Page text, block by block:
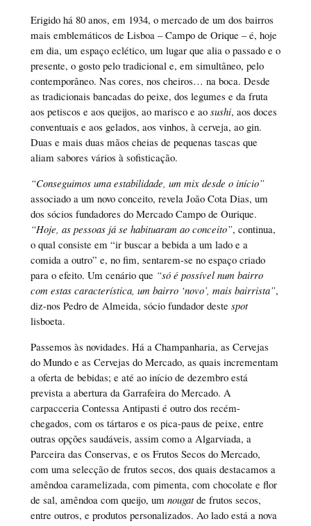
Erigido há 80 anos, em 1934, o mercado de um dos bairros
mais emblemáticos de Lisboa – Campo de Orique – é, hoje
em dia, um espaço eclético, um lugar que alia o passado e o
presente, o gosto pelo tradicional e, em simultâneo, pelo
contemporâneo. Nas cores, nos cheiros… na boca. Desde
as tradicionais bancadas do peixe, dos legumes e da fruta
aos petiscos e aos queijos, ao marisco e ao sushi, aos doces
conventuais e aos gelados, aos vinhos, à cerveja, ao gin.
Duas e mais duas mãos cheias de pequenas tascas que
aliam sabores vários à sofisticação.
“Conseguimos uma estabilidade, um mix desde o início”
associado a um novo conceito, revela João Cota Dias, um
dos sócios fundadores do Mercado Campo de Ourique.
“Hoje, as pessoas já se habituaram ao conceito”, continua,
o qual consiste em “ir buscar a bebida a um lado e a
comida a outro” e, no fim, sentarem-se no espaço criado
para o efeito. Um cenário que “só é possível num bairro
com estas característica, um bairro ‘novo’, mais bairrista”,
diz-nos Pedro de Almeida, sócio fundador deste spot
lisboeta.
Passemos às novidades. Há a Champanharia, as Cervejas
do Mundo e as Cervejas do Mercado, as quais incrementam
a oferta de bebidas; e até ao início de dezembro está
prevista a abertura da Garrafeira do Mercado. A
carpacceria Contessa Antipasti é outro dos recém-
chegados, com os tártaros e os pica-paus de peixe, entre
outras opções saudáveis, assim como a Algarviada, a
Parceira das Conservas, e os Frutos Secos do Mercado,
com uma selecção de frutos secos, dos quais destacamos a
amêndoa caramelizada, com pimenta, com chocolate e flor
de sal, amêndoa com queijo, um nougatde frutos secos,
entre outros, e produtos personalizados. Ao lado está a nova